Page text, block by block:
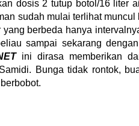
dosis 2 tutup botol/16 liter
sudah mulai terlihat
berbeda hanya
sampai sekarang
ini dirasa memberikan
Bunga tidak rontok,